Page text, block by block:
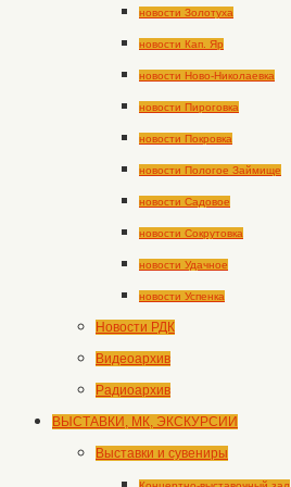
новости Золотуха
новости Кап. Яр
новости Ново-Николаевка
новости Пироговка
новости Покровка
новости Пологое Займище
новости Садовое
новости Сокрутовка
новости Удачное
новости Успенка
Новости РДК
Видеоархив
Радиоархив
ВЫСТАВКИ, МК, ЭКСКУРСИИ
Выставки и сувениры